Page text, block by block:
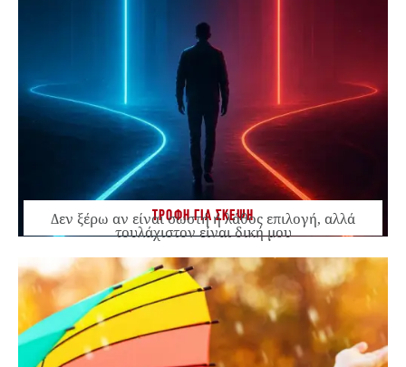
ΤΡΟΦΗ ΓΙΑ ΣΚΕΨΗ
Δεν ξέρω αν είναι σωστή ή λάθος επιλογή, αλλά
τουλάχιστον είναι δική μου